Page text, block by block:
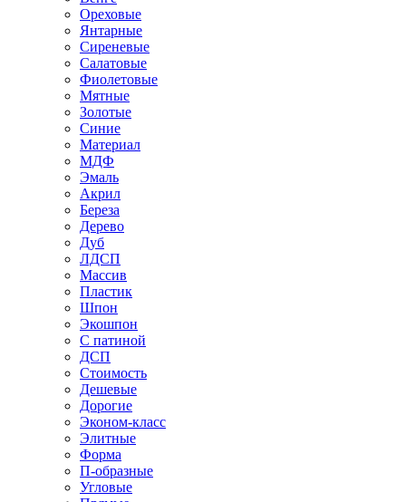
Ореховые
Янтарные
Сиреневые
Салатовые
Фиолетовые
Мятные
Золотые
Синие
Материал
МДФ
Эмаль
Акрил
Береза
Дерево
Дуб
ЛДСП
Массив
Пластик
Шпон
Экошпон
С патиной
ДСП
Стоимость
Дешевые
Дорогие
Эконом-класс
Элитные
Форма
П-образные
Угловые